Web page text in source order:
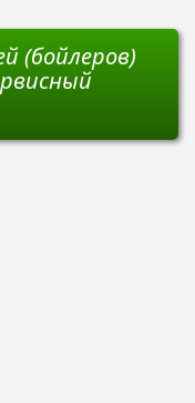
(бойлеров)